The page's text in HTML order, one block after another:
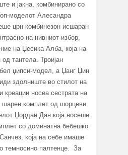
и јакна, комбинирано со
моделот Алесандра
црн комбинезон исшаран
на нивниот избор,
на Џесика Алба, која на
тантела. Троијан
џипси-модел, а Џанг Џин
здолниште во стилот на
креации носеа сестрата на
шарен комплет од шорцеви
Џордан Дан која носеше
со доминатна бебешко
која на себе имаше
темносино палтенце. За